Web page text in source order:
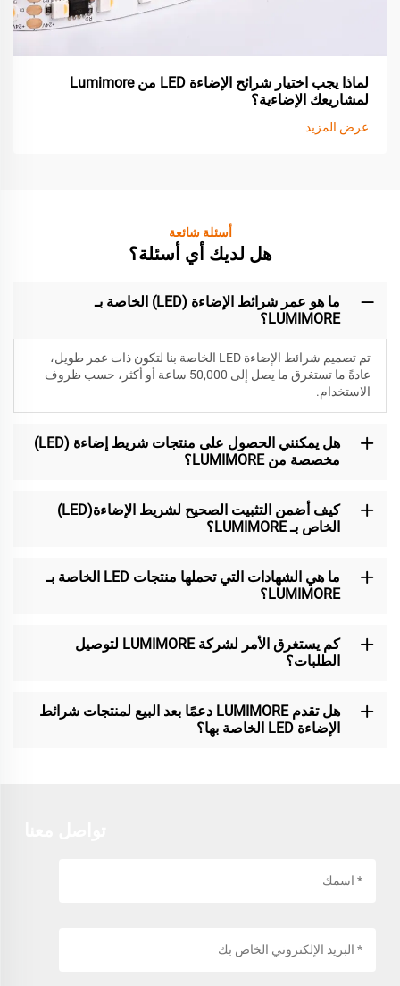
لماذا يجب اختيار شرائح الإضاءة LED من Lumimore
لمشاريعك الإضاءية؟
عرض المزيد
أسئلة شائعة
هل لديك أي أسئلة؟
ما هو عمر شرائط الإضاءة (LED) الخاصة بـ
LUMIMORE؟
تم تصميم شرائط الإضاءة LED الخاصة بنا لتكون
ذات عمر طويل،
عادةً ما تستغرق ما يصل إلى 50,000 ساعة أو أكثر، حسب ظروف
الاستخدام.
هل يمكنني الحصول على منتجات شريط إضاءة (LED)
مخصصة من LUMIMORE؟
كيف أضمن التثبيت الصحيح لشريط الإضاءة(LED)
الخاص بـ LUMIMORE؟
ما هي الشهادات التي تحملها منتجات LED الخاصة بـ
LUMIMORE؟
كم يستغرق الأمر لشركة LUMIMORE لتوصيل
الطلبات؟
هل تقدم LUMIMORE دعمًا بعد البيع لمنتجات شرائط
الإضاءة LED الخاصة بها؟